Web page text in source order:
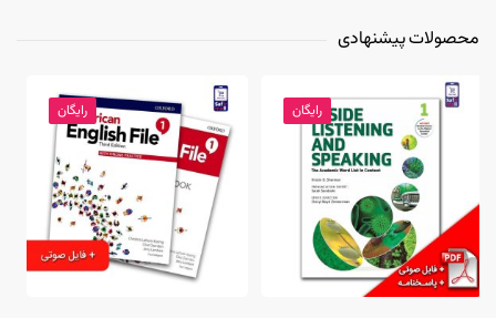
محصولات پیشنهادی
رایگان